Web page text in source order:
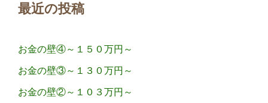
最近の投稿
お金の壁④～１５０万円～
お金の壁③～１３０万円～
お金の壁②～１０３万円～